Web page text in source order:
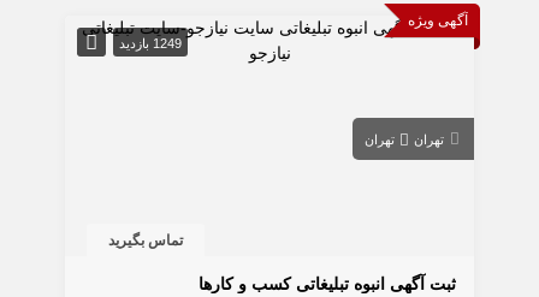
آگهی ویژه
1249 بازدید
تهران تهران
تماس بگیرید
ثبت آگهی انبوه تبلیغاتی کسب و کارها